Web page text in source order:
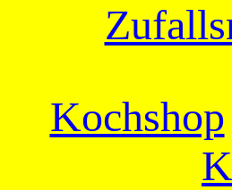
Kochshop